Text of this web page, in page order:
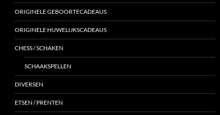
ORIGINELE GEBOORTECADEAUS
ORIGINELE HUWELIJKSCADEAUS
CHESS / SCHAKEN
SCHAAKSPELLEN
DIVERSEN
ETSEN / PRENTEN